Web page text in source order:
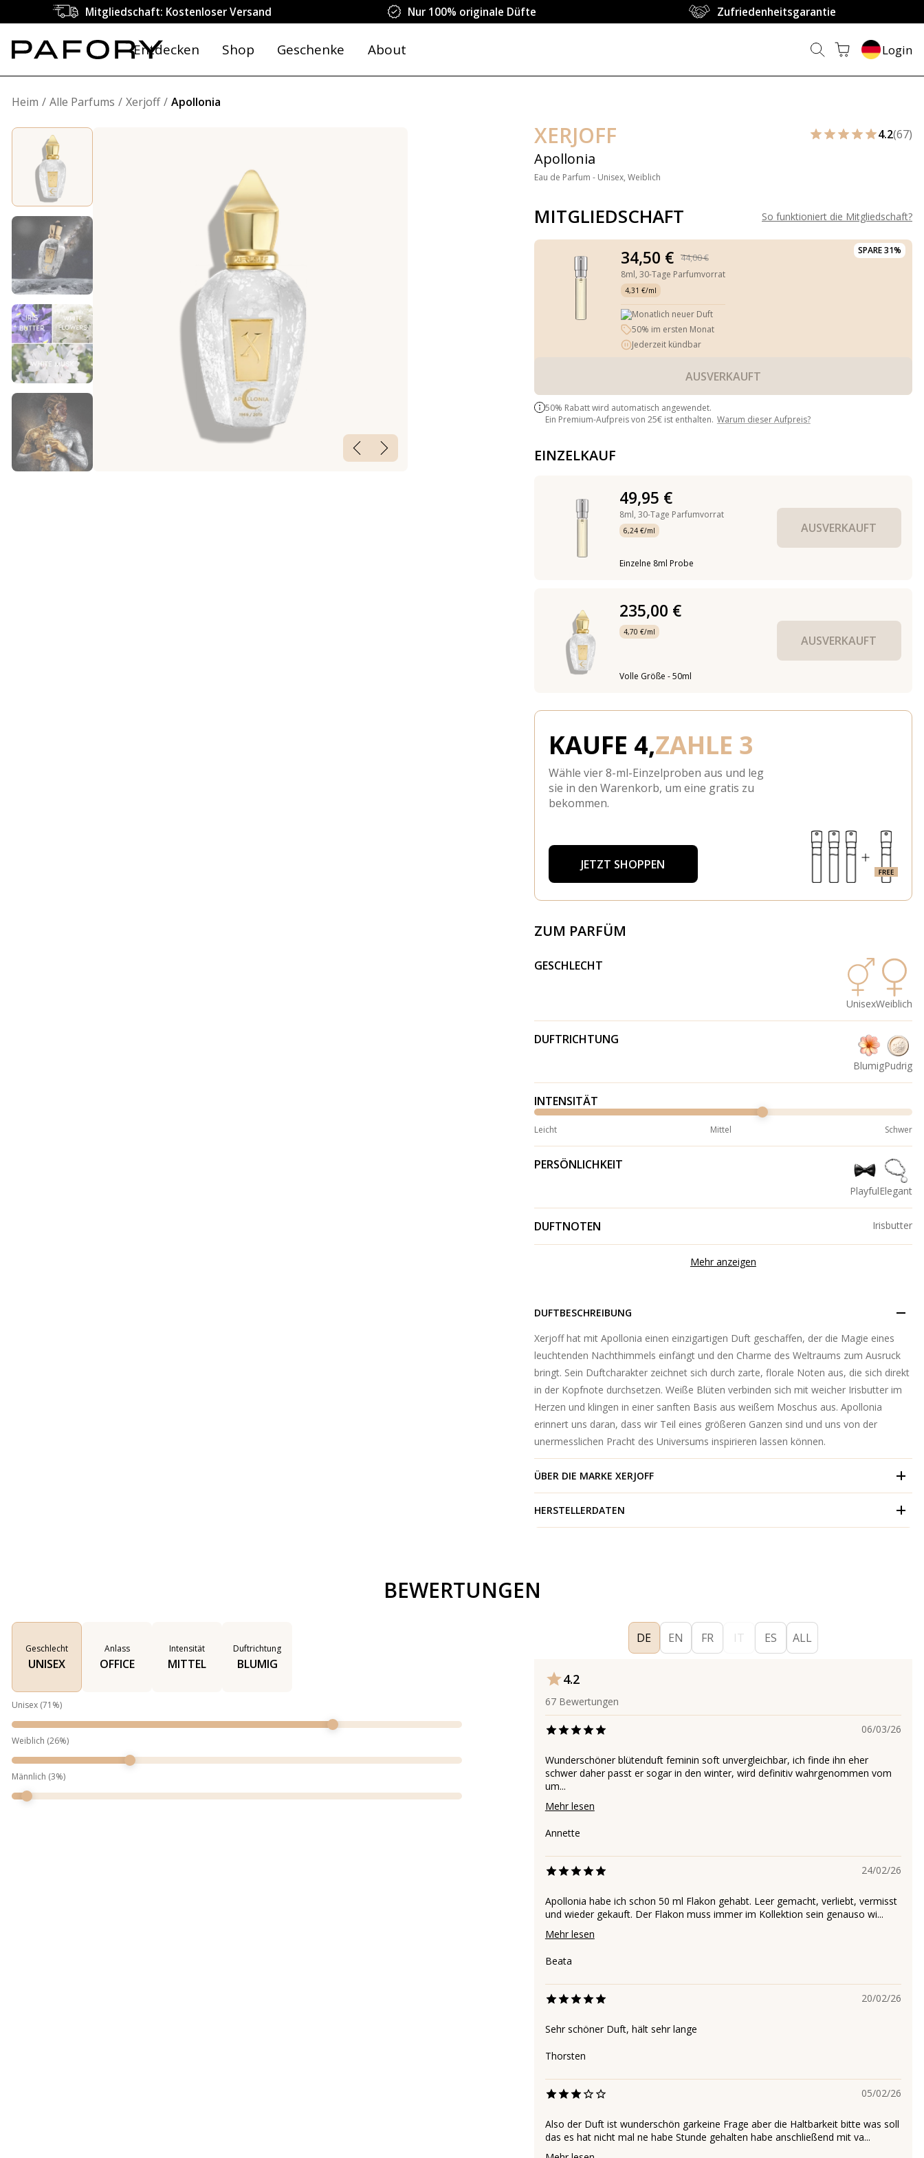
Mitgliedschaft: Kostenloser Versand Nur 100% originale Düfte Zufriedenheitsgarantie
Entdecken Shop Geschenke About Login
Heim Alle Parfums Xerjoff Apollonia
XERJOFF
Apollonia
Eau de Parfum - Unisex, Weiblich
4.2(67)
MITGLIEDSCHAFT So funktioniert die Mitgliedschaft?
SPARE 31%
34,50 €
44,00 €
8ml, 30-Tage Parfumvorrat
4,31 €/ml
Monatlich neuer Duft
50% im ersten Monat
Jederzeit kündbar
AUSVERKAUFT
50% Rabatt wird automatisch angewendet.
Ein Premium-Aufpreis von 25€ ist enthalten. Warum dieser Aufpreis?
EINZELKAUF
49,95 €
8ml, 30-Tage Parfumvorrat
6,24 €/ml
Einzelne 8ml Probe
AUSVERKAUFT
235,00 €
4,70 €/ml
Volle Größe - 50ml
AUSVERKAUFT
KAUFE 4,ZAHLE 3
Wähle vier 8-ml-Einzelproben aus und leg
sie in den Warenkorb, um eine gratis zu
bekommen.
JETZT SHOPPEN
ZUM PARFÜM
GESCHLECHT
UnisexWeiblich
DUFTRICHTUNG
BlumigPudrig
INTENSITÄT
Leicht Mittel Schwer
PERSÖNLICHKEIT
PlayfulElegant
DUFTNOTEN Irisbutter
Mehr anzeigen
DUFTBESCHREIBUNG
Xerjoff hat mit Apollonia einen einzigartigen Duft geschaffen, der die Magie eines
leuchtenden Nachthimmels einfängt und den Charme des Weltraums zum Ausruck
bringt. Sein Duftcharakter zeichnet sich durch zarte, florale Noten aus, die sich direkt
in der Kopfnote durchsetzen. Weiße Blüten verbinden sich mit weicher Irisbutter im
Herzen und klingen in einer sanften Basis aus weißem Moschus aus. Apollonia
erinnert uns daran, dass wir Teil eines größeren Ganzen sind und uns von der
unermesslichen Pracht des Universums inspirieren lassen können.
ÜBER DIE MARKE XERJOFF
HERSTELLERDATEN
BEWERTUNGEN
Geschlecht
UNISEX
Anlass
OFFICE
Intensität
MITTEL
Duftrichtung
BLUMIG
Unisex (71 %)
Weiblich (26%)
Männlich (3%)
DE EN FR IT ES ALL
4.2
67 Bewertungen
06/03/26
Wunderschöner blütenduft feminin soft unvergleichbar, ich finde ihn eher
schwer daher passt er sogar in den winter, wird definitiv wahrgenommen vom
um...
Mehr lesen
Annette
24/02/26
Apollonia habe ich schon 50 ml Flakon gehabt. Leer gemacht, verliebt, vermisst
und wieder gekauft. Der Flakon muss immer im Kollektion sein genauso wi...
Mehr lesen
Beata
20/02/26
Sehr schöner Duft, hält sehr lange
Thorsten
05/02/26
Also der Duft ist wunderschön garkeine Frage aber die Haltbarkeit bitte was soll
das es hat nicht mal ne habe Stunde gehalten habe anschließend mit va...